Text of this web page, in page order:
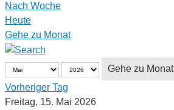
Nach Woche
Heute
Gehe zu Monat
Gehe zu Monat
Vorheriger Tag
Freitag, 15. Mai 2026